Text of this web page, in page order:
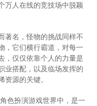
万人在线的竞技场中脱颖
著名，怪物的挑战同样不
，它们横行霸道，对每一
，仅仅依靠个人的力量是
业搭配，以及临场发挥的
源的关键。
色扮演游戏世界中，是一